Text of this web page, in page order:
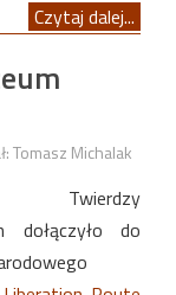
Czytaj dalej...
Tomasz Michalak
Twierdzy
dołączyło do